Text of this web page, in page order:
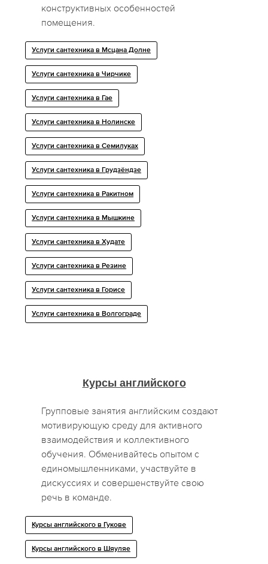
конструктивных особенностей
помещения.
Услуги сантехника в Мсцана Долне
Услуги сантехника в Чирчике
Услуги сантехника в Гае
Услуги сантехника в Нолинске
Услуги сантехника в Семилуках
Услуги сантехника в Грудзёндзе
Услуги сантехника в Ракитном
Услуги сантехника в Мышкине
Услуги сантехника в Худате
Услуги сантехника в Резине
Услуги сантехника в Горисе
Услуги сантехника в Волгограде
Курсы английского
Групповые занятия английским создают
мотивирующую среду для активного
взаимодействия и коллективного
обучения. Обменивайтесь опытом с
единомышленниками, участвуйте в
дискуссиях и совершенствуйте свою
речь в команде.
Курсы английского в Гукове
Курсы английского в Шяуляе